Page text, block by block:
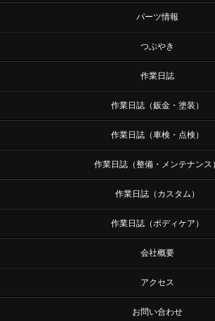
パーツ情報
つぶやき
作業日誌
作業日誌（鈑金・塗装）
作業日誌（車検・点検）
作業日誌（整備・メンテナンス）
作業日誌（カスタム）
作業日誌（ボディケア）
会社概要
アクセス
お問い合わせ